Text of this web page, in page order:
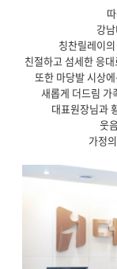
강
칭찬릴레이
친절하고 섬세한 응
또한 마당발 시상
새롭게 더드림 가
대표원장님과
웃
가정